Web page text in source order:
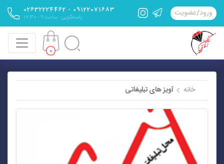
ورود/عضویت 09122071683 - 02632224462
پاسخگویی : ساعت 9 - 17:30
0
خانه آویز های تبلیغاتی